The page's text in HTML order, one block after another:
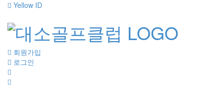
Yellow ID
회원가입
로그인